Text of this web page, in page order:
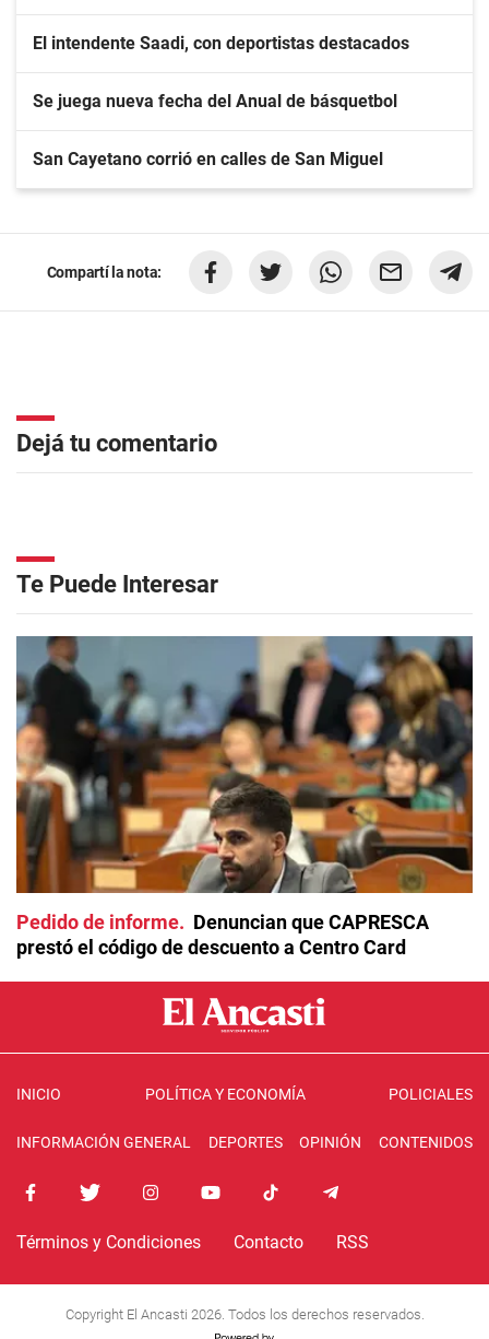
El intendente Saadi, con deportistas destacados
Se juega nueva fecha del Anual de básquetbol
San Cayetano corrió en calles de San Miguel
Compartí la nota:
Dejá tu comentario
Te Puede Interesar
Pedido de informe
Denuncian que CAPRESCA
prestó el código de descuento a Centro Card
INICIO POLÍTICA Y ECONOMÍA POLICIALES
INFORMACIÓN GENERAL DEPORTES OPINIÓN CONTENIDOS
Términos y Condiciones Contacto RSS
Copyright El Ancasti 2026. Todos los derechos reservados.